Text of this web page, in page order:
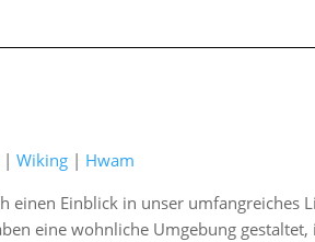
|Wiking | Hwam
einen Einblick in unser
eine wohnliche Umgebung